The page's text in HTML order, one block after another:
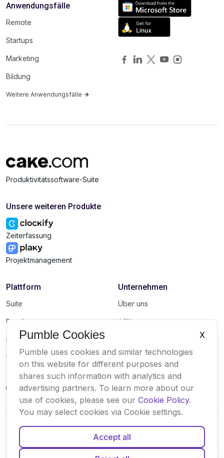
Anwendungsfälle
Remote
Startups
Marketing
Bildung
Weitere Anwendungsfälle
Produktivitätssoftware-Suite
Unsere weiteren Produkte
Zeiterfassung
Projektmanagement
Plattform
Suite
Bundle
Marketplace
Updates
Unternehmen
Über uns
Affiliate
Deutsch
Español
Français
Português
Englisch
Pumble Cookies
X
Pumble uses cookies and similar technologies
on this website for different purposes and
shares such information with analytics and
advertising partners. To learn more about our
use of cookies, please see our Cookie Policy.
You may select cookies via Cookie settings.
Accept all